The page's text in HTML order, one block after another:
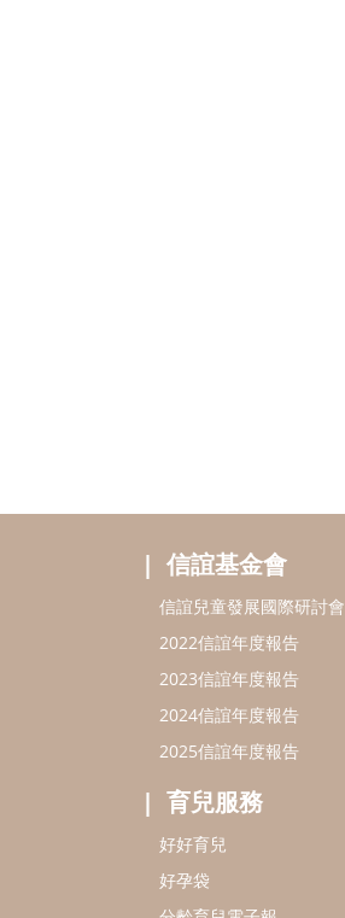
信誼基金會
信誼兒童發展國際研討會
2022信誼年度報告
2023信誼年度報告
2024信誼年度報告
2025信誼年度報告
育兒服務
好好育兒
好孕袋